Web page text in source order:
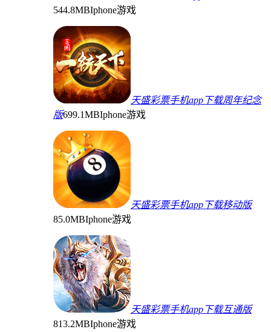
544.8MBIphone游戏
天盛彩票手机app下载周年纪念
版699.1MBIphone游戏
天盛彩票手机app下载移动版
85.0MBIphone游戏
天盛彩票手机app下载互通版
813.2MBIphone游戏